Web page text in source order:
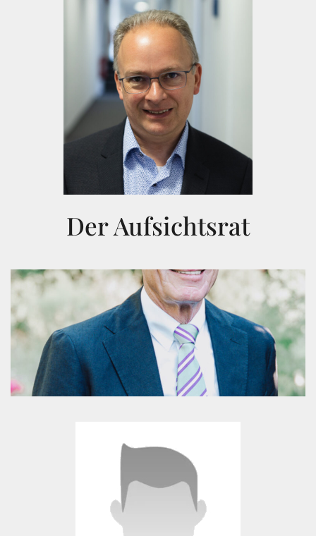
Der Aufsichtsrat